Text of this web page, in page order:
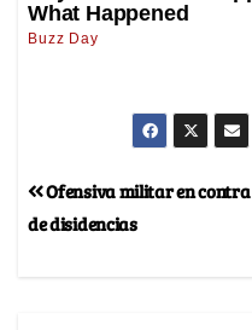
Ofensiva militar en contra
de disidencias